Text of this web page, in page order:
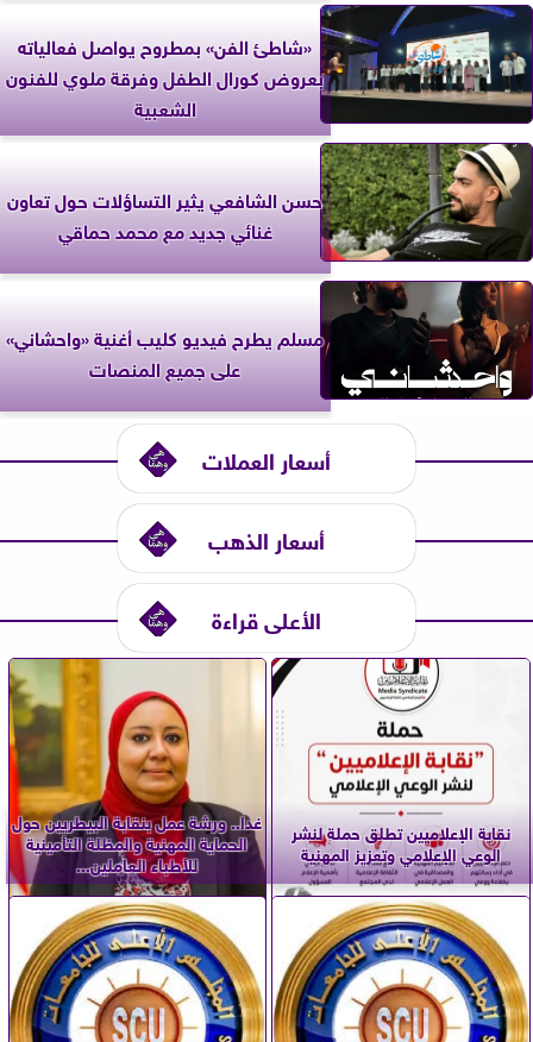
«شاطئ الفن» بمطروح يواصل فعالياته
بعروض كورال الطفل وفرقة ملوي للفنون
الشعبية
حسن الشافعي يثير التساؤلات حول تعاون
غنائي جديد مع محمد حماقي
مسلم يطرح فيديو كليب أغنية «واحشاني»
على جميع المنصات
أسعار العملات
أسعار الذهب
الأعلى قراءة
نقابة الإعلاميين تطلق حملة لنشر
الوعي الإعلامي وتعزيز المهنية
غدا.. ورشة عمل بنقابة البيطريين حول
الحماية المهنية والمظلة التأمينية
للأطباء العاملين...